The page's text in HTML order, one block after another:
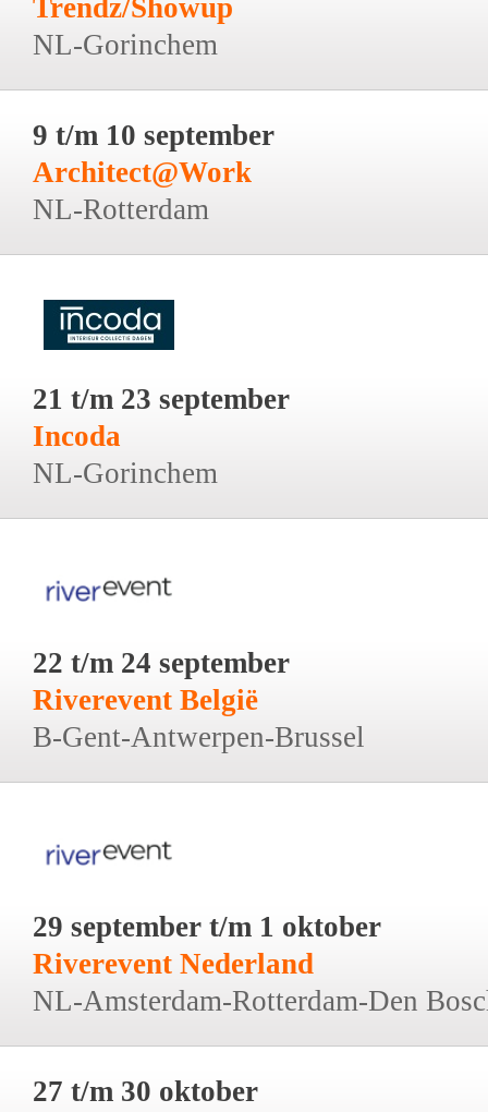
Trendz/Showup
NL-Gorinchem
9 t/m 10 september
Architect@Work
NL-Rotterdam
21 t/m 23 september
Incoda
NL-Gorinchem
22 t/m 24 september
Riverevent België
B-Gent-Antwerpen-Brussel
29 september t/m 1 oktober
Riverevent Nederland
NL-Amsterdam-Rotterdam-Den
27 t/m 30 oktober